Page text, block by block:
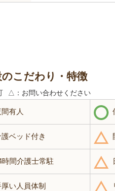
のこだわり・特徴
△ ：お問い合わせください
有人
ベッド付き
時間介護士常駐
い人員体制